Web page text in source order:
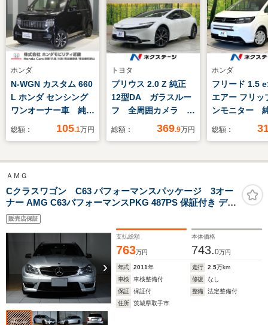
ホンダ
N-WGN カスタム 660
L ホンダ センシング
ワンオーナー車 純正
メモリーナビ フルセ
ング シートヒータ
ー ETC 1年間走行
無制限保証
総額： 105.1万円
トヨタ
プリウス 2.0 Z 純正
12型DA ガラスルー
フ 全周囲カメラ 衝
突被害軽減システム
ト ハーフレザーシー
ン パワーシート ド
ラレコ コーナーセン
総額： 369.9万円
ホンダ
フリード 1.5
エアー フリッ
ンモニター
型ナビ
プティブクル
センシング
ンスソナー
総額：
ＡＭＧ
Cクラスワゴン C63 パフォーマンスパッケージ 3オー
ナー AMG C63パフォーマンスPKG 487PS 保証付き デー
タカード確認済 ディーラー記録簿13枚 有り イリジウムシ
ルバー ブラックレザー V8 NA 6300cc 156エンジン AMG
機械式LSD フルオリジナル 保証付
販売店保証
支払総額
763万円
本体価格
743.0万円
年式 2011年 走行 2.5万km
車検
車検整備付 修復
なし
保証
保証付 整備
法定整備付
住所
茨城県取手市